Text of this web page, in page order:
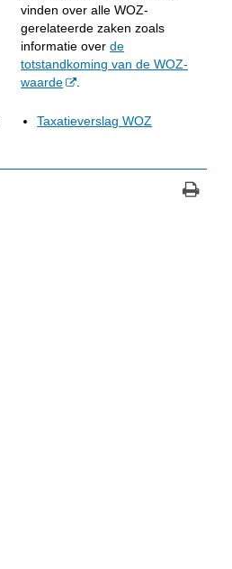
vinden over alle WOZ-
gerelateerde zaken zoals
informatie overde
totstandkoming van de WOZ-
waarde
Taxatieverslag WOZ